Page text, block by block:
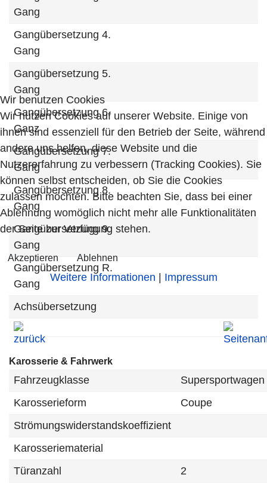
Gang
Gangübersetzung 4.
Gang
Gangübersetzung 5.
Gang
Gangübersetzung 6.
Ganz
Gangübersetzung 7.
Gang
Gangübersetzung 8.
Gang
Gangübersetzung 9.
Gang
Gangübersetzung R.
Gang
Achsübersetzung
Karosserie & Fahrwerk
Fahrzeugklasse
Supersportwagen
Karosserieform
Coupe
Strömungswiderstandskoeffizient
Karosseriematerial
Türanzahl
2
Wir benutzen Cookies
Wir nutzen Cookies auf unserer Website. Einige von
ihnen sind essenziell für den Betrieb der Seite, während
andere uns helfen, diese Website und die
Nutzererfahrung zu verbessern (Tracking Cookies). Sie
können selbst entscheiden, ob Sie die Cookies
zulassen möchten. Bitte beachten Sie, dass bei einer
Ablehnung womöglich nicht mehr alle Funktionalitäten
der Seite zur Verfügung stehen.
Akzeptieren Ablehnen
Weitere Informationen | Impressum